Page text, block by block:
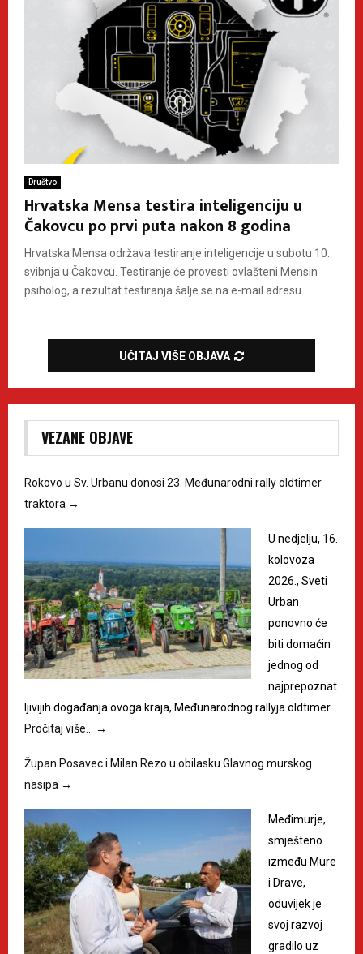
Društvo
Hrvatska Mensa testira inteligenciju u
Čakovcu po prvi puta nakon 8 godina
Hrvatska Mensa održava testiranje inteligencije u subotu 10.
svibnja u Čakovcu. Testiranje će provesti ovlašteni Mensin
psiholog, a rezultat testiranja šalje se na e-mail adresu...
UČITAJ VIŠE OBJAVA
VEZANE OBJAVE
Rokovo u Sv. Urbanu donosi 23. Međunarodni rally oldtimer
traktora →
U nedjelju, 16.
kolovoza
2026., Sveti
Urban
ponovno će
biti domaćin
jednog od
najprepoznat
ljivijih događanja ovoga kraja, Međunarodnog rallyja oldtimer…
Pročitaj više… →
Župan Posavec i Milan Rezo u obilasku Glavnog murskog
nasipa →
Međimurje,
smješteno
između Mure
i Drave,
oduvijek je
svoj razvoj
gradilo uz